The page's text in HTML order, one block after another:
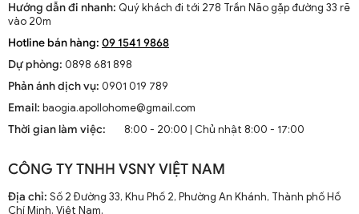
tiến với thiết kế hiện đại, động cơ mạnh mẽ và khả năng
cứu để nâng cao hiệu suất và thẩm mỹ của sản phẩm.
Xu hướng hiện tại trên thị trường
Hiện nay, quạt trần cánh dài không chỉ là thiết bị làm mát
sống. Chúng kết hợp công nghệ tiên tiến như điều khiển
1.2. Cấu Tạo và Nguyên Lý Hoạt Động
Hướng dẫn đi nhanh: Quý khách đi tới 278 Trần Não gặp đường 33 rẽ
vào 20m
Hotline bán hàng: 09 1541 9868
Dự phòng: 0898 681 898
Phản ánh dịch vụ: 0901 019 789
Email: baogia.apollohome@gmail.com
Thời gian làm việc:
8:00 - 20:00 | Chủ nhật 8:00 - 17:00
CÔNG TY TNHH VSNY VIỆT NAM
Địa chỉ: Số 2 Đường 33, Khu Phố 2, Phường An Khánh, Thành phố Hồ
Chí Minh, Việt Nam.